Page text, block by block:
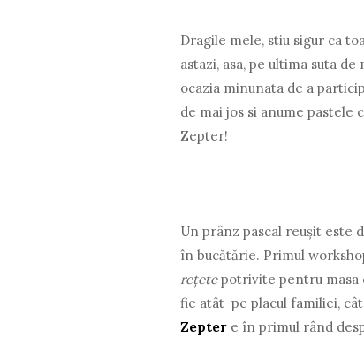
Dragile mele, stiu sigur ca
astazi, asa, pe ultima suta
ocazia minunata de a
de mai jos si anume pastele
Zepter!
Un prânz pascal reușit este
în bucătărie. Primul
rețetepotrivite pentru masa
fie atât pe placul familiei,
Zepter e în primul rând